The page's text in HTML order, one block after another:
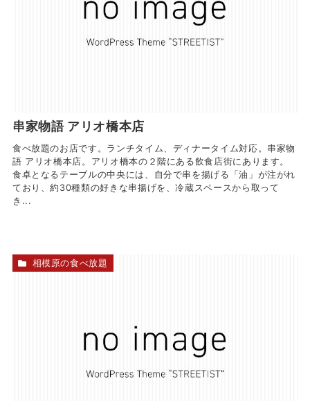
串家物語 アリオ橋本店
食べ放題のお店です。ランチタイム、ディナータイム対応。串家物
語 アリオ橋本店。アリオ橋本の２階にある飲食店街にあります。
食卓となるテーブルの中央には、自分で串を揚げる「油」が注がれ
ており、約30種類の好きな串揚げを、冷蔵スペースから取って
き...
相模原の食べ放題